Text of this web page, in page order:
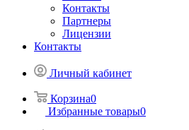
Контакты
Партнеры
Лицензии
Контакты
Личный кабинет
Корзина0
Избранные товары0